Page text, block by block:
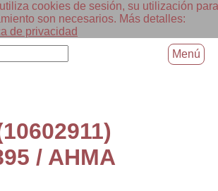
cookies de sesión, su utilización para
son necesarios. Más detalles:
de privacidad
/ AHMA
Menú